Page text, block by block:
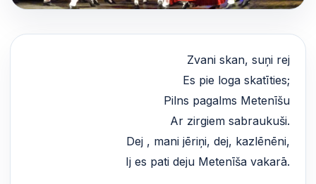
Zvani skan, suņi rej
Es pie loga skatīties;
Pilns pagalms Metenīšu
Ar zirgiem sabraukuši.
Dej , mani jēriņi, dej, kazlēnēni,
Ij es pati deju Metenīša vakarā.